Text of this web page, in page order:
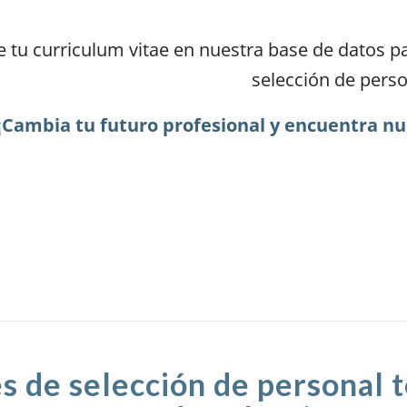
tu curriculum vitae en nuestra base de datos
selección de
tu futuro profesional y encuentra
de selección de personal